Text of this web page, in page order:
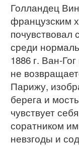
Голландец
французским
почувствовал
среди
1886 г. Ван-
не
Парижу,
берега и
чувствует
соратником
невзгоды и